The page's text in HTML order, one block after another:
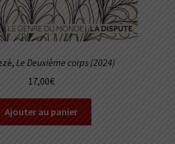
Le Deuxième corps (2024)
17,00€
Ajouter au panier